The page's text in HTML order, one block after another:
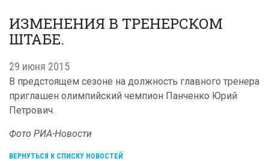
ИЗМЕНЕНИЯ В ТРЕНЕРСКОМ
ШТАБЕ.
29 июня 2015
В предстоящем сезоне на должность главного тренера
приглашен олимпийский чемпион Панченко Юрий
Петрович.
Фото РИА-Новости
ВЕРНУТЬСЯ К СПИСКУ НОВОСТЕЙ